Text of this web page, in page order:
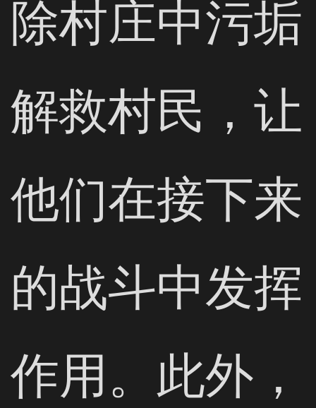
除村庄中污垢
解救村民，让
他们在接下来
的战斗中发挥
作用。此外，